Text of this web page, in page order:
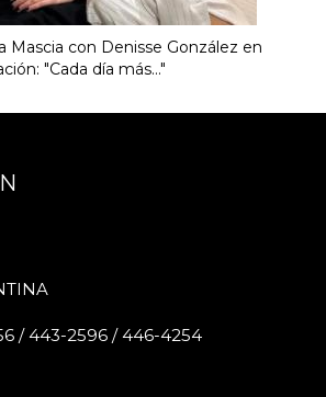
Mascia con Denisse González en
"Cada día más..."
/ 443-2596 / 446-4254